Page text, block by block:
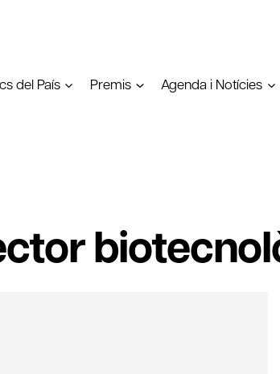
del País Premis Agenda i Notícies